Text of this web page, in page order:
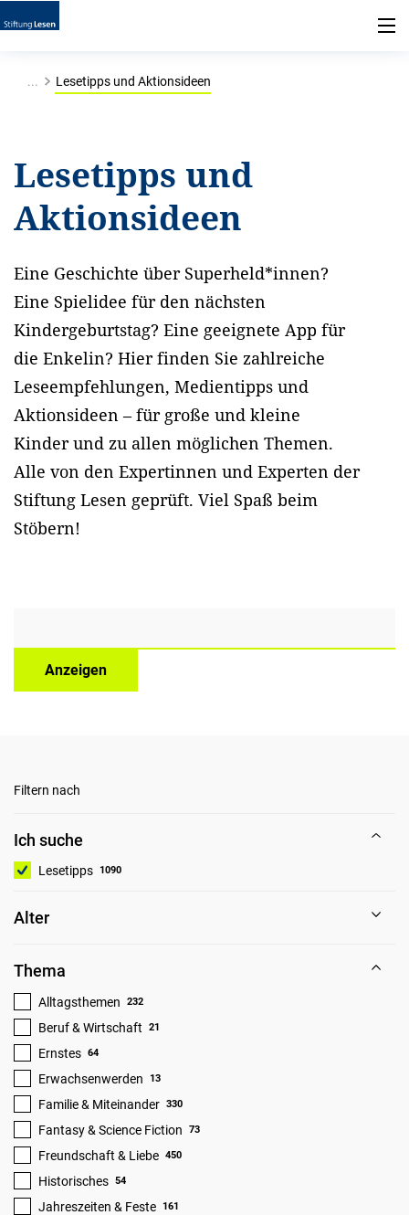
... Lesetipps und Aktionsideen
Lesetipps und
Aktionsideen
Eine Geschichte über Superheld*innen?
Eine Spielidee für den nächsten
Kindergeburtstag? Eine geeignete App für
die Enkelin? Hier finden Sie zahlreiche
Leseempfehlungen, Medientipps und
Aktionsideen – für große und kleine
Kinder und zu allen möglichen Themen.
Alle von den Expertinnen und Experten der
Stiftung Lesen geprüft. Viel Spaß beim
Stöbern!
Anzeigen
Filtern nach
Ich suche
Lesetipps 1090
Alter
Thema
Alltagsthemen 232
Beruf & Wirtschaft 21
Ernstes 64
Erwachsenwerden 13
Familie & Miteinander 330
Fantasy & Science Fiction 73
Freundschaft & Liebe 450
Historisches 54
Jahreszeiten & Feste 161